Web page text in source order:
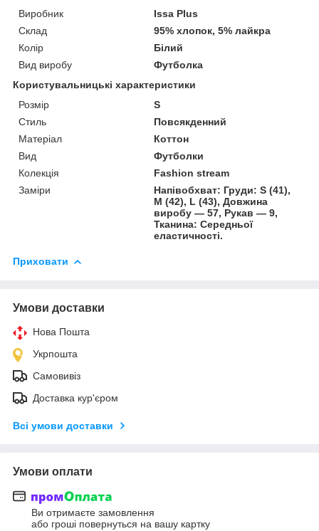
Виробник
Issa Plus
Склад
95% хлопок, 5% лайкра
Колір
Білий
Вид виробу
Футболка
Користувальницькі характеристики
Розмір
S
Стиль
Повсякденний
Матеріал
Коттон
Вид
Футболки
Колекція
Fashion stream
Заміри
Напівобхват: Груди: S (41),
M (42), L (43), Довжина
виробу — 57, Рукав — 9,
Тканина: Середньої
еластичності.
Приховати
Умови доставки
Нова Пошта
Укрпошта
Самовивіз
Доставка кур'єром
Всі умови доставки
Умови оплати
Ви отримаєте замовлення
або гроші повернуться на вашу картку